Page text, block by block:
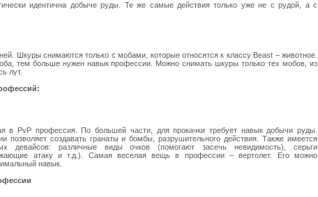
идентична добыче руды. Те же самые действия только уже не с рудой, а с
Шкуры снимаются только с мобами, которые относятся к классу Beast – животное.
тем больше нужен навык профессии. Можно снимать шкуры только тех мобов, из
лут.
в PvP профессия. По большей части, для прокачки требует навык добычи руды.
позволяет создавать гранаты и бомбы, разрушительного действия. Также имеется
девайсов: различные виды очков (помогают засечь невидимость), серьги
атаку и т.д.). Самая веселая вещь в профессии – вертолет. Его можно
навык.